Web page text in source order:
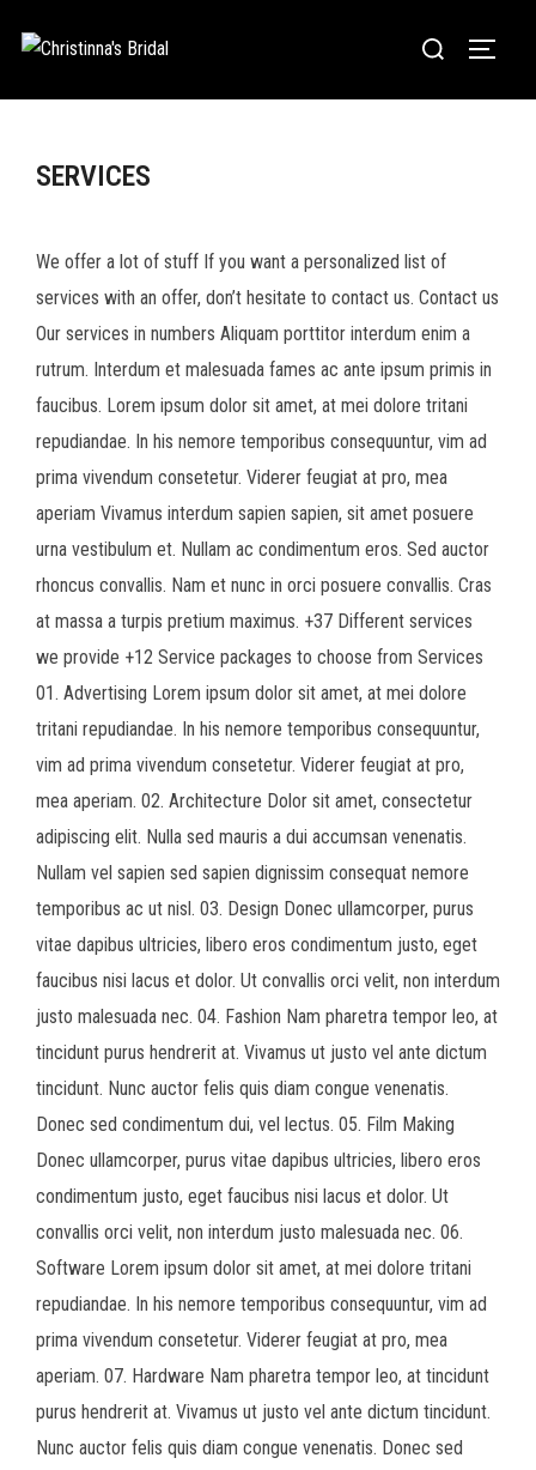
SERVICES
We offer a lot of stuff If you want a personalized list of
services with an offer, don’t hesitate to contact us. Contact us
Our services in numbers Aliquam porttitor interdum enim a
rutrum. Interdum et malesuada fames ac ante ipsum primis in
faucibus. Lorem ipsum dolor sit amet, at mei dolore tritani
repudiandae. In his nemore temporibus consequuntur, vim ad
prima vivendum consetetur. Viderer feugiat at pro, mea
aperiam Vivamus interdum sapien sapien, sit amet posuere
urna vestibulum et. Nullam ac condimentum eros. Sed auctor
rhoncus convallis. Nam et nunc in orci posuere convallis. Cras
at massa a turpis pretium maximus. +37 Different services
we provide +12 Service packages to choose from Services
01. Advertising Lorem ipsum dolor sit amet, at mei dolore
tritani repudiandae. In his nemore temporibus consequuntur,
vim ad prima vivendum consetetur. Viderer feugiat at pro,
mea aperiam. 02. Architecture Dolor sit amet, consectetur
adipiscing elit. Nulla sed mauris a dui accumsan venenatis.
Nullam vel sapien sed sapien dignissim consequat nemore
temporibus ac ut nisl. 03. Design Donec ullamcorper, purus
vitae dapibus ultricies, libero eros condimentum justo, eget
faucibus nisi lacus et dolor. Ut convallis orci velit, non interdum
justo malesuada nec. 04. Fashion Nam pharetra tempor leo, at
tincidunt purus hendrerit at. Vivamus ut justo vel ante dictum
tincidunt. Nunc auctor felis quis diam congue venenatis.
Donec sed condimentum dui, vel lectus. 05. Film Making
Donec ullamcorper, purus vitae dapibus ultricies, libero eros
condimentum justo, eget faucibus nisi lacus et dolor. Ut
convallis orci velit, non interdum justo malesuada nec. 06.
Software Lorem ipsum dolor sit amet, at mei dolore tritani
repudiandae. In his nemore temporibus consequuntur, vim ad
prima vivendum consetetur. Viderer feugiat at pro, mea
aperiam. 07. Hardware Nam pharetra tempor leo, at tincidunt
purus hendrerit at. Vivamus ut justo vel ante dictum tincidunt.
Nunc auctor felis quis diam congue venenatis. Donec sed